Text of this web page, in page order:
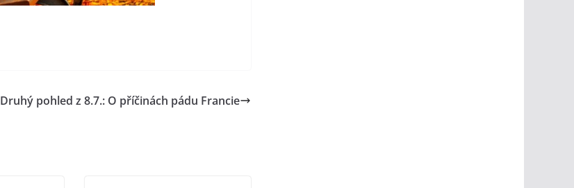
Druhý pohled z 8.7.: O příčinách pádu Francie